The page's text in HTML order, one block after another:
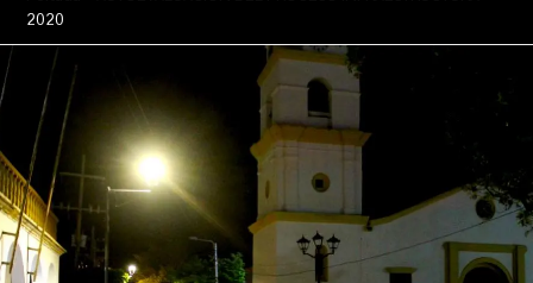
2020